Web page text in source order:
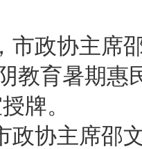
市政协主席
教育暑期惠
牌。
政协主席邵